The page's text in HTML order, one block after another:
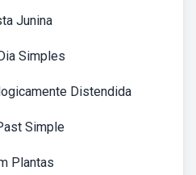
Junina
Simples
Distendida
Simple
Plantas